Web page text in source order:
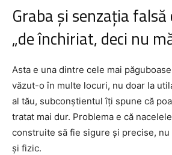
Graba și senzația
„de închiriat, deci nu
Asta e una dintre cele mai
văzut-o în multe locuri, nu doar la
al tău, subconștientul îți spune că
tratat mai dur. Problema e că
construite să fie sigure și precise,
și fizic.